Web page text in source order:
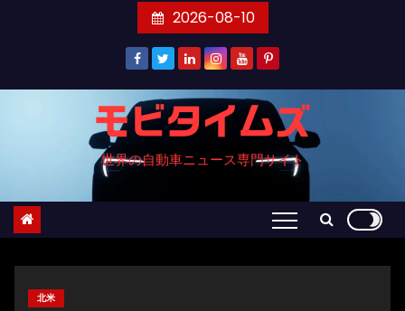
ン
プ
2026-08-10
モビタイムズ
世界の自動車ニュース専門サイト
北米